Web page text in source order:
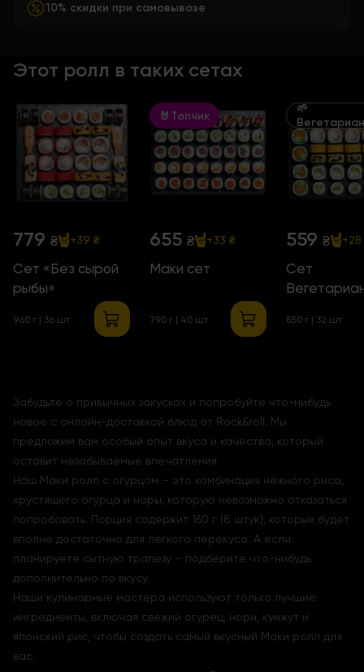
10% скидки при самовывозе
Этот ролл в таких сетах
779 ₴ +39 ₴
Сет «Без сырой
рыбы»
960 г | 36 шт
🤘Топчик
655 ₴ +33 ₴
Маки сет
790 г | 40 шт
🌱
559 ₴ +28
Сет
850 г | 32 шт
Забудьте о привычных закусках и попробуйте что-нибудь
новое с онлайн-доставкой блюд от Rock&roll. Мы
предложим вам особый опыт вкуса и качества, который
оставит незабываемые впечатления.
Наш Маки ролл с огурцом – это комбинация нежного риса,
хрустящего огурца и норы, которую невозможно отказаться
попробовать. Порция содержит 160 г (8 штук), которых будет
вполне достаточно для легкого перекуса. А если
планируете сытную трапезу – подберите что-нибудь
дополнительно по вкусу.
Наши кулинарные мастера используют только лучшие
ингредиенты, включая свежий огурец, нори, кунжут и
японский рис, чтобы создать самый вкусный Маки ролл для
вас.